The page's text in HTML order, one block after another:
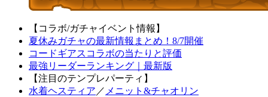
【コラボ/ガチャイベント情報】
夏休みガチャの最新情報まとめ！8/7開催
コードギアスコラボの当たりと評価
最強リーダーランキング｜最新版
【注目のテンプレパーティ】
水着ヘスティア ／ メニット&チャオリン